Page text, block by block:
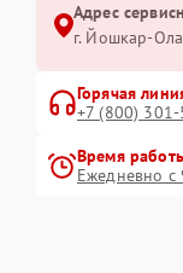
Адрес
г. Йошкар-
Горячая
+7 (800)
Время
Ежедневно с